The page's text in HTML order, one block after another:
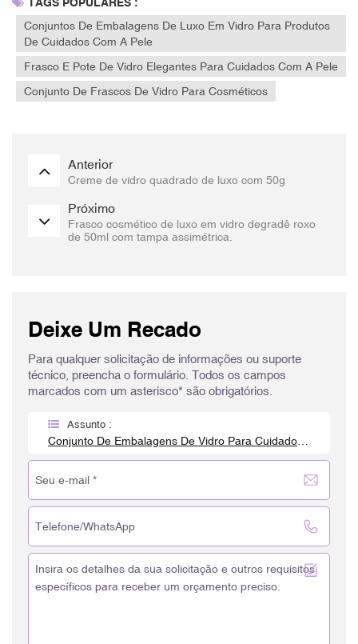
Conjuntos De Embalagens De Luxo Em Vidro Para Produtos
De Cuidados Com A Pele
Frasco E Pote De Vidro Elegantes Para Cuidados Com A Pele
Conjunto De Frascos De Vidro Para Cosméticos
Anterior
Creme de vidro quadrado de luxo com 50g
Próximo
Frasco cosmético de luxo em vidro degradê roxo
de 50ml com tampa assimétrica.
Deixe Um Recado
Para qualquer solicitação de informações ou suporte
técnico, preencha o formulário. Todos os campos
marcados com um asterisco* são obrigatórios.
Assunto :